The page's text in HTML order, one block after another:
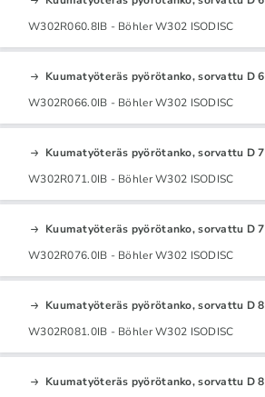
W302R060.8IB - Böhler W302 ISODISC
Kuumatyöteräs pyörötanko, sorvattu D
W302R066.0IB - Böhler W302 ISODISC
Kuumatyöteräs pyörötanko, sorvattu D
W302R071.0IB - Böhler W302 ISODISC
Kuumatyöteräs pyörötanko, sorvattu D
W302R076.0IB - Böhler W302 ISODISC
Kuumatyöteräs pyörötanko, sorvattu D
W302R081.0IB - Böhler W302 ISODISC
Kuumatyöteräs pyörötanko, sorvattu D